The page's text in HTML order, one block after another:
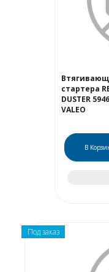
стартера
DUSTER
VALEO
В
Под заказ